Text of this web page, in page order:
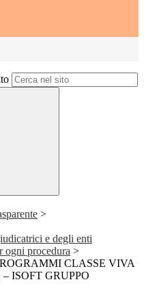
>
e degli enti
ogni procedura >
CLASSE VIVA
ISOFT GRUPPO